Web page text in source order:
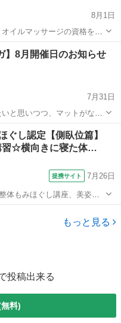
8月1日
業として働きたい方の為に
民間
】8月開催日のお知らせ
7月31日
始められなかった方にお勧
らかいマットになっていま
ハタヨガ
ぐし認定【側臥位篇】
習☆横向きに寝た体…
提携サイト 7月26日
体もみほぐし講座、美姿勢
、 ■整体や ほぐし などの
もっと見る
投稿出来る
料)